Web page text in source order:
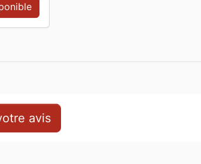
avis